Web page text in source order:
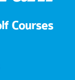
Courses